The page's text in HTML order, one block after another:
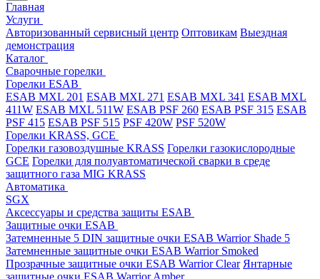
Главная
Услуги
Авторизованный сервисный центр Оптовикам Выездная
демонстрация
Каталог
Cварочные горелки
Горелки ESAB
ESAB MXL 201 ESAB MXL 271 ESAB MXL 341 ESAB MXL
411W ESAB MXL 511W ESAB PSF 260 ESAB PSF 315 ESAB
PSF 415 ESAB PSF 515 PSF 420W PSF 520W
Горелки KRASS, GCE
Горелки газовоздушные KRASS Горелки газокислородные
GCE Горелки для полуавтоматической сварки в среде
защитного газа MIG KRASS
Автоматика
SGX
Аксессуары и средства защиты ESAB
Защитные очки ESAB
Затемненные 5 DIN защитные очки ESAB Warrior Shade 5
Затемненные защитные очки ESAB Warrior Smoked
Прозрачные защитные очки ESAB Warrior Clear Янтарные
защитные очки ESAB Warrior Amber